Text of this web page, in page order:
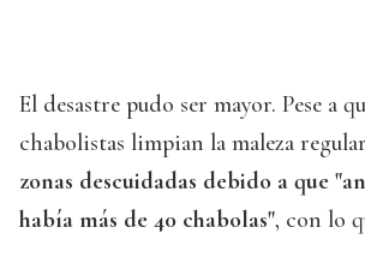
El desastre pudo ser mayor. Pese a
chabolistas limpian la maleza
zonas descuidadas debido a que
había más de 40 chabolas", con lo